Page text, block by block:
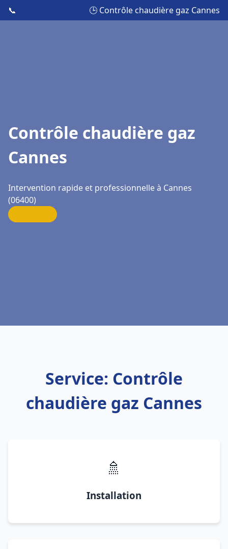
📞 🕒 Contrôle chaudière gaz Cannes
Contrôle chaudière gaz
Cannes
Intervention rapide et professionnelle à Cannes
(06400)
Service: Contrôle
chaudière gaz Cannes
🚿
Installation